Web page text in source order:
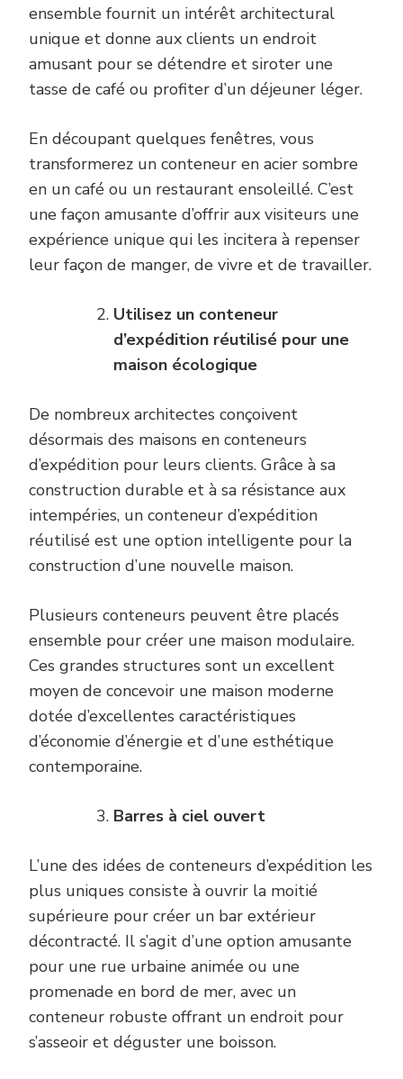
ensemble fournit un intérêt architectural
unique et donne aux clients un endroit
amusant pour se détendre et siroter une
tasse de café ou profiter d’un déjeuner léger.
En découpant quelques fenêtres, vous
transformerez un conteneur en acier sombre
en un café ou un restaurant ensoleillé. C’est
une façon amusante d’offrir aux visiteurs une
expérience unique qui les incitera à repenser
leur façon de manger, de vivre et de travailler.
Utilisez un conteneur
d’expédition réutilisé pour une
maison écologique
De nombreux architectes conçoivent
désormais des maisons en conteneurs
d’expédition pour leurs clients. Grâce à sa
construction durable et à sa résistance aux
intempéries, un conteneur d’expédition
réutilisé est une option intelligente pour la
construction d’une nouvelle maison.
Plusieurs conteneurs peuvent être placés
ensemble pour créer une maison modulaire.
Ces grandes structures sont un excellent
moyen de concevoir une maison moderne
dotée d’excellentes caractéristiques
d’économie d’énergie et d’une esthétique
contemporaine.
Barres à ciel ouvert
L’une des idées de conteneurs d’expédition les
plus uniques consiste à ouvrir la moitié
supérieure pour créer un bar extérieur
décontracté. Il s’agit d’une option amusante
pour une rue urbaine animée ou une
promenade en bord de mer, avec un
conteneur robuste offrant un endroit pour
s’asseoir et déguster une boisson.